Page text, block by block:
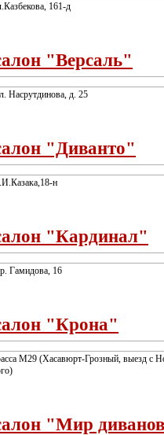
161-д
"Версаль"
Насрутдинова, д. 25
"Диванто"
н
"Кардинал"
Гамидова, 16
"Крона"
M29 (Хасавюрт-Грозный, выезд с
"Мир